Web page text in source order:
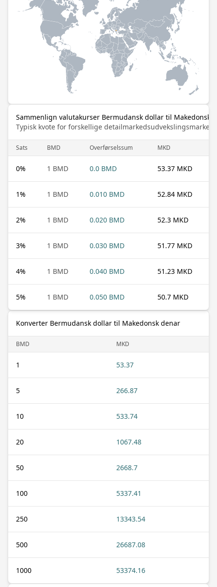
Sammenlign valutakurser Bermudansk dollar til Makedonsk
Typisk kvote for forskellige
Sats BMD Overførselssum MKD
0% 1 BMD 0.0 BMD 53.37 MKD
1% 1 BMD 0.010 BMD 52.84 MKD
2% 1 BMD 0.020 BMD 52.3 MKD
3% 1 BMD 0.030 BMD 51.77 MKD
4% 1 BMD 0.040 BMD 51.23 MKD
5% 1 BMD 0.050 BMD 50.7 MKD
Konverter Bermudansk dollar til Makedonsk denar
BMD MKD
1 53.37
5 266.87
10 533.74
20 1067.48
50 2668.7
100 5337.41
250 13343.54
500 26687.08
1000 53374.16